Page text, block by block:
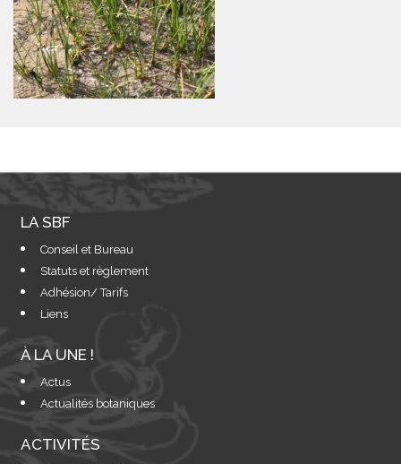
LA SBF
Conseil et Bureau
Statuts et règlement
Adhésion/ Tarifs
Liens
À LA UNE !
Actus
Actualités botaniques
ACTIVITÉS